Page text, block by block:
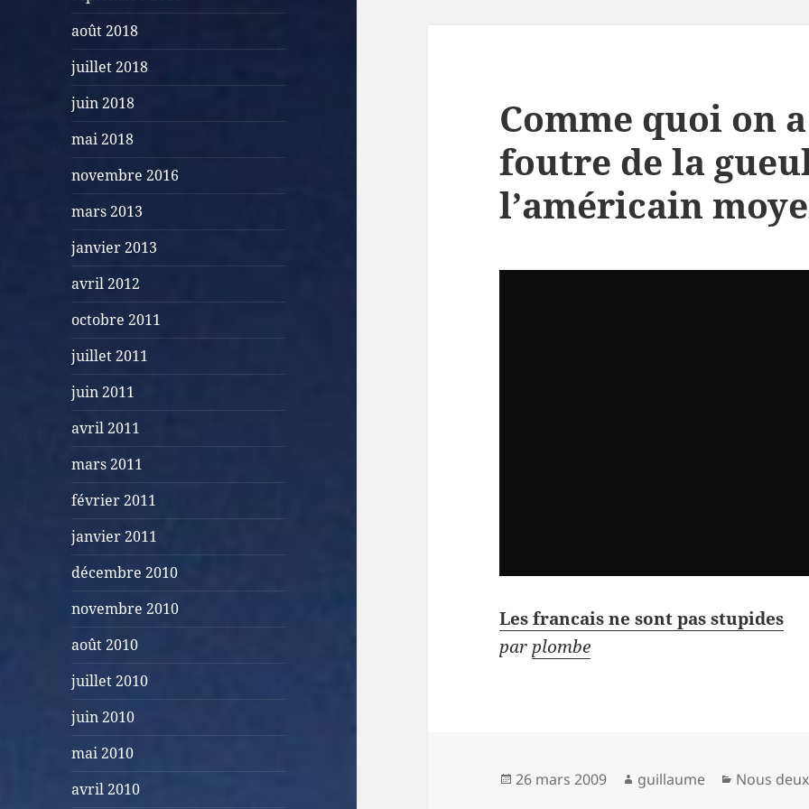
août 2018
juillet 2018
juin 2018
mai 2018
novembre 2016
mars 2013
janvier 2013
avril 2012
octobre 2011
juillet 2011
juin 2011
avril 2011
mars 2011
février 2011
janvier 2011
décembre 2010
novembre 2010
août 2010
juillet 2010
juin 2010
mai 2010
avril 2010
Comme quoi on
foutre de la
l’américain
Les francais ne sont pas stupides
parplombe
Publié
26 mars 2009 Auteur
guillaume Catégories
Nous deux